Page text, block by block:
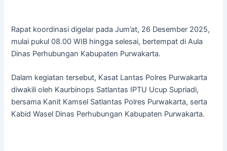
Rapat koordinasi digelar pada Jum’at, 26 Desember 2025,
mulai pukul 08.00 WIB hingga selesai, bertempat di Aula
Dinas Perhubungan Kabupaten Purwakarta.
Dalam kegiatan tersebut, Kasat Lantas Polres Purwakarta
diwakili oleh Kaurbinops Satlantas IPTU Ucup Supriadi,
bersama Kanit Kamsel Satlantas Polres Purwakarta, serta
Kabid Wasel Dinas Perhubungan Kabupaten Purwakarta.